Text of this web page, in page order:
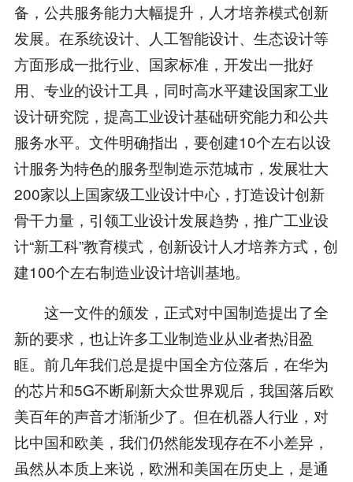
备，公共服务能力大幅提升，人才培养模式创新
发展。在系统设计、人工智能设计、生态设计等
方面形成一批行业、国家标准，开发出一批好
用、专业的设计工具，同时高水平建设国家工业
设计研究院，提高工业设计基础研究能力和公共
服务水平。文件明确指出，要创建10个左右以设
计服务为特色的服务型制造示范城市，发展壮大
200家以上国家级工业设计中心，打造设计创新
骨干力量，引领工业设计发展趋势，推广工业设
计“新工科”教育模式，创新设计人才培养方式，创
建100个左右制造业设计培训基地。
这一文件的颁发，正式对中国制造提出了全
新的要求，也让许多工业制造业从业者热泪盈
眶。前几年我们总是提中国全方位落后，在华为
的芯片和5G不断刷新大众世界观后，我国落后欧
美百年的声音才渐渐少了。但在机器人行业，对
比中国和欧美，我们仍然能发现存在不小差异，
虽然从本质上来说，欧洲和美国在历史上，是通